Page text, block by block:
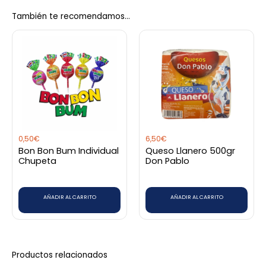
Sé el primero en valorar “Chocolate
Tradicional Sol 500 Grs”
Debesaccederpara publicar una valoración.
También te recomendamos…
0,50€
Bon Bon Bum Individual
Chupeta
AÑADIR AL CARRITO
6,50€
Queso Llanero 500gr
Don Pablo
AÑADIR AL CARRITO
Productos relacionados